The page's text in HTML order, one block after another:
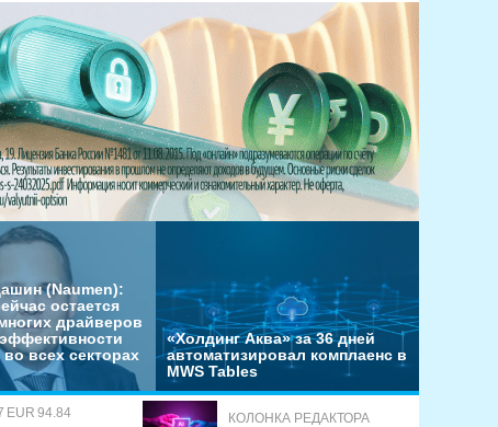
(Naumen):
остается
драйверов
во всех секторах
«Холдинг Аква» за 36 дней
автоматизировал комплаенс в
MWS Tables
EUR 94.84
КОЛОНКА РЕДАКТОРА